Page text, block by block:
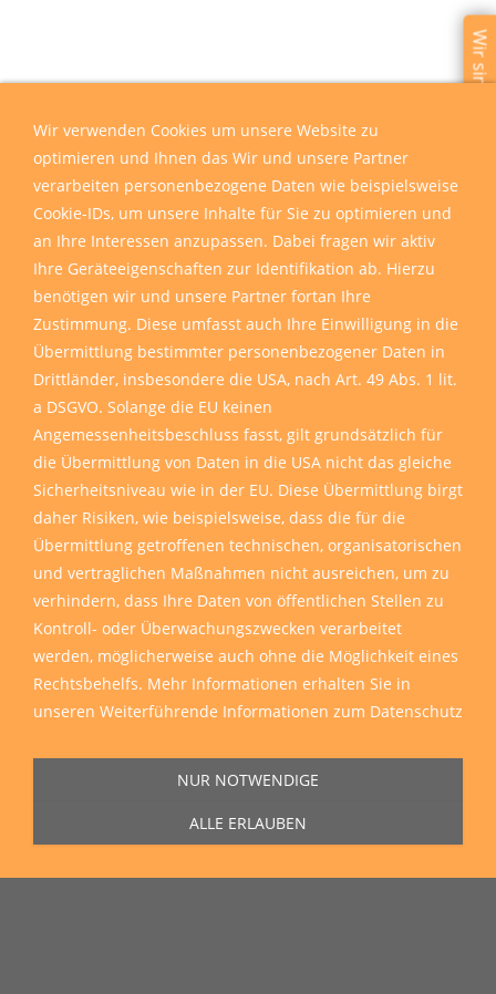
Wir sind für Sie da
Wir verwenden Cookies um unsere Website zu
optimieren und Ihnen das Wir und unsere Partner
verarbeiten personenbezogene Daten wie beispielsweise
Cookie-IDs, um unsere Inhalte für Sie zu optimieren und
an Ihre Interessen anzupassen. Dabei fragen wir aktiv
Ihre Geräteeigenschaften zur Identifikation ab. Hierzu
benötigen wir und unsere Partner fortan Ihre
Zustimmung. Diese umfasst auch Ihre Einwilligung in die
Übermittlung bestimmter personenbezogener Daten in
Drittländer, insbesondere die USA, nach Art. 49 Abs. 1 lit.
a DSGVO. Solange die EU keinen
Angemessenheitsbeschluss fasst, gilt grundsätzlich für
die Übermittlung von Daten in die USA nicht das gleiche
Sicherheitsniveau wie in der EU. Diese Übermittlung birgt
daher Risiken, wie beispielsweise, dass die für die
Übermittlung getroffenen technischen, organisatorischen
und vertraglichen Maßnahmen nicht ausreichen, um zu
verhindern, dass Ihre Daten von öffentlichen Stellen zu
Kontroll- oder Überwachungszwecken verarbeitet
werden, möglicherweise auch ohne die Möglichkeit eines
Rechtsbehelfs. Mehr Informationen erhalten Sie in
unseren Weiterführende Informationen zum Datenschutz
NUR NOTWENDIGE
ALLE ERLAUBEN